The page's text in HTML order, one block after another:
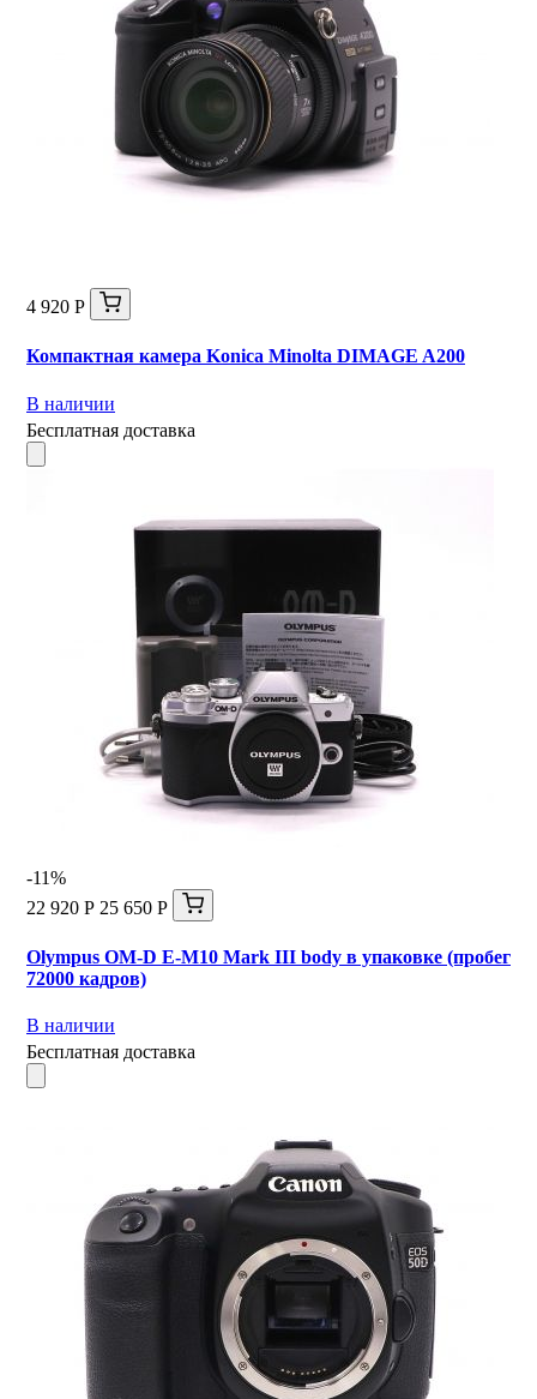
4 920 Р
Компактная камера Konica Minolta DIMAGE A200
В наличии
Бесплатная доставка
-11%
22 920 Р 25 650 Р
Olympus OM-D E-M10 Mark III body в упаковке (пробег
72000 кадров)
В наличии
Бесплатная доставка